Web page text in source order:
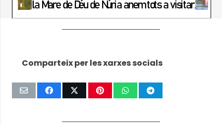
Comparteix per les xarxes socials